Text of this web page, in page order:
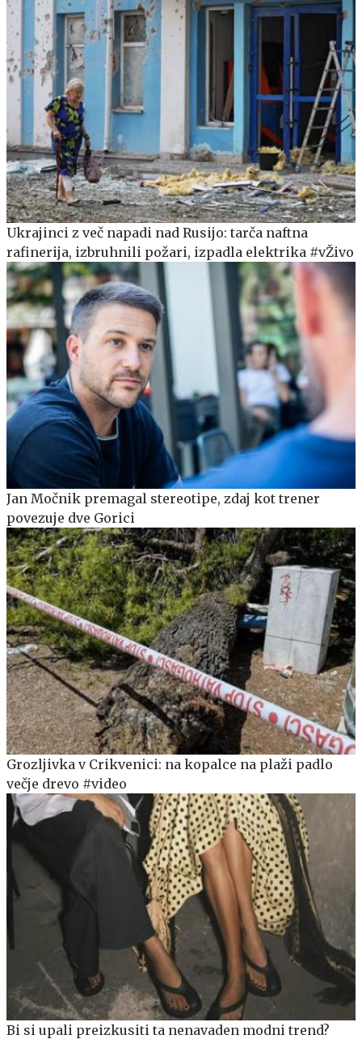
Ukrajinci z več napadi nad Rusijo: tarča naftna
rafinerija, izbruhnili požari, izpadla elektrika #vŽivo
Jan Močnik premagal stereotipe, zdaj kot trener
povezuje dve Gorici
Grozljivka v Crikvenici: na kopalce na plaži padlo
večje drevo #video
Bi si upali preizkusiti ta nenavaden modni trend?